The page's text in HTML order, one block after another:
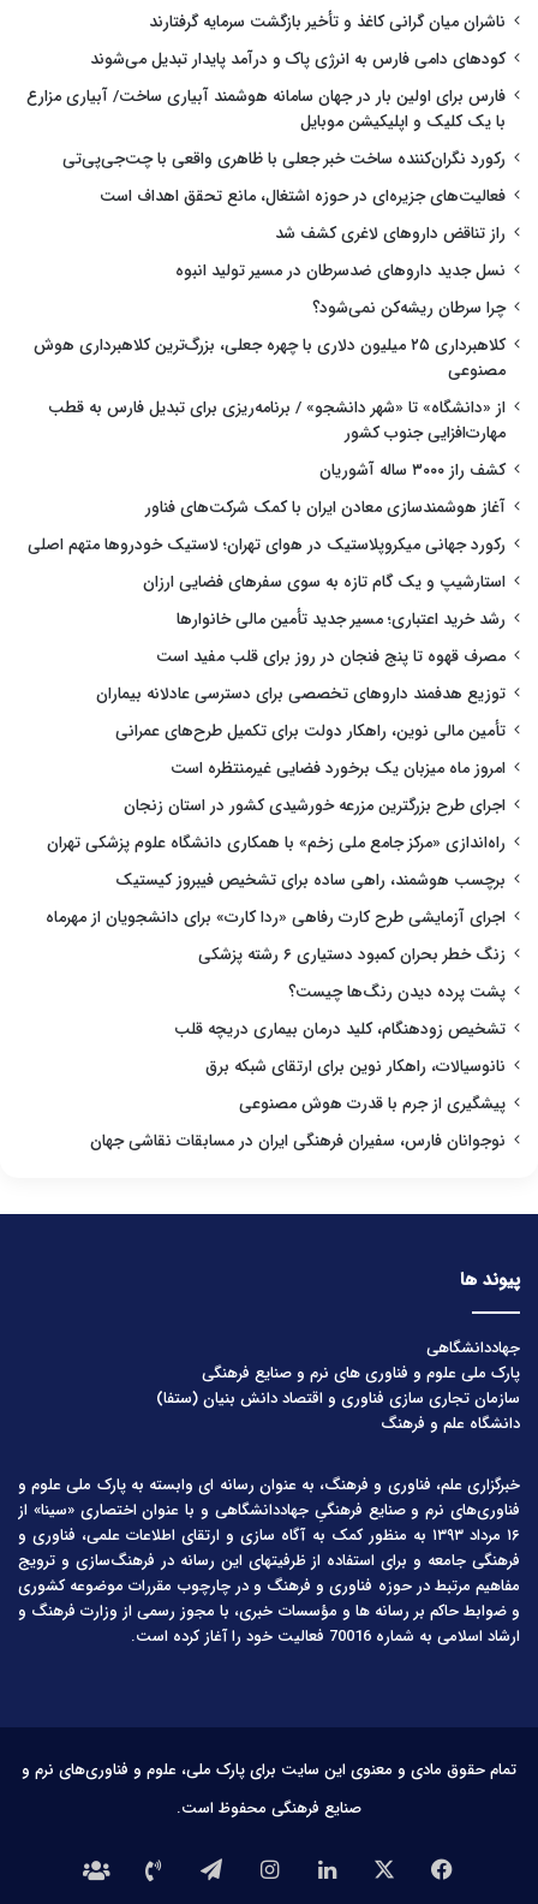
ناشران میان گرانی کاغذ و تأخیر بازگشت سرمایه گرفتارند
کودهای دامی فارس به انرژی پاک و درآمد پایدار تبدیل می‌شوند
فارس برای اولین بار در جهان سامانه هوشمند آبیاری ساخت/ آبیاری مزارع
با یک کلیک و اپلیکیشن موبایل
رکورد نگران‌کننده ساخت خبر جعلی با ظاهری واقعی با چت‌جی‌پی‌تی
فعالیت‌های جزیره‌ای در حوزه اشتغال، مانع تحقق اهداف است
راز تناقض داروهای لاغری کشف شد
نسل جدید داروهای ضدسرطان در مسیر تولید انبوه
چرا سرطان ریشه‌کن نمی‌شود؟
کلاهبرداری ۲۵ میلیون دلاری با چهره جعلی، بزرگ‌ترین کلاهبرداری هوش
مصنوعی
از «دانشگاه» تا «شهر دانشجو» / برنامه‌ریزی برای تبدیل فارس به قطب
مهارت‌افزایی جنوب کشور
کشف راز ۳۰۰۰ ساله آشوریان
آغاز هوشمندسازی معادن ایران با کمک شرکت‌های فناور
رکورد جهانی میکروپلاستیک در هوای تهران؛ لاستیک خودروها متهم اصلی
استارشیپ و یک گام تازه به سوی سفرهای فضایی ارزان
رشد خرید اعتباری؛ مسیر جدید تأمین مالی خانوارها
مصرف قهوه تا پنج فنجان در روز برای قلب مفید است
توزیع هدفمند داروهای تخصصی برای دسترسی عادلانه بیماران
تأمین مالی نوین، راهکار دولت برای تکمیل طرح‌های عمرانی
امروز ماه میزبان یک برخورد فضایی غیرمنتظره است
اجرای طرح بزرگترین مزرعه خورشیدی کشور در استان زنجان
راه‌اندازی «مرکز جامع ملی زخم» با همکاری دانشگاه علوم پزشکی تهران
برچسب هوشمند، راهی ساده برای تشخیص فیبروز کیستیک
اجرای آزمایشی طرح کارت رفاهی «ردا کارت» برای دانشجویان از مهرماه
زنگ خطر بحران کمبود دستیاری ۶ رشته پزشکی
پشت پرده دیدن رنگ‌ها چیست؟
تشخیص زودهنگام، کلید درمان بیماری دریچه قلب
نانوسیالات، راهکار نوین برای ارتقای شبکه برق
پیشگیری از جرم با قدرت هوش مصنوعی
نوجوانان فارس، سفیران فرهنگی ایران در مسابقات نقاشی جهان
پیوند ها
جهاددانشگاهی
پارک ملی علوم و فناوری های نرم و صنایع فرهنگی
سازمان تجاری سازی فناوری و اقتصاد دانش بنیان (ستفا)
دانشگاه علم و فرهنگ
خبرگزاری علم، فناوری و فرهنگ، به عنوان رسانه ای وابسته به پارک ملی علوم و
فناوری‌های نرم و صنایع فرهنگیِ جهاددانشگاهی و با عنوان اختصاری «سینا» از
۱۶ مرداد ۱۳۹۳ به منظور کمک به آگاه سازی و ارتقای اطلاعات علمی، فناوری و
فرهنگی جامعه و برای استفاده از ظرفیتهای این رسانه در فرهنگ‌سازی و ترویج
مفاهیم مرتبط در حوزه فناوری و فرهنگ و در چارچوب مقررات موضوعه کشوری
و ضوابط حاکم بر رسانه ها و مؤسسات خبری، با مجوز رسمی از وزارت فرهنگ و
ارشاد اسلامی به شماره 70016 فعالیت خود را آغاز کرده است.
تمام حقوق مادی و معنوی این سایت برای پارک ملی، علوم و فناوری‌های نرم و
صنایع فرهنگی محفوظ است.
فیس لینکدیناینستاگرامتلگرامتماس درباره